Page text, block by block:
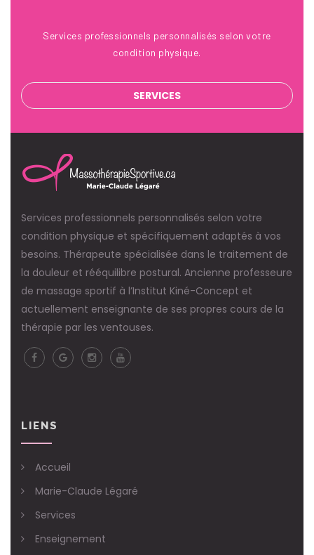
Services professionnels personnalisés selon votre
condition physique.
SERVICES
Services professionnels personnalisés selon votre
condition physique et spécifiquement adaptés à vos
besoins. Thérapeute spécialisée dans le traitement de
la douleur et rééquilibre postural. Ancienne professeure
de massage sportif à l’Institut Kiné-Concept et
actuellement enseignante de ses propres cours de la
thérapie par les ventouses.
LIENS
Accueil
Marie-Claude Légaré
Services
Enseignement